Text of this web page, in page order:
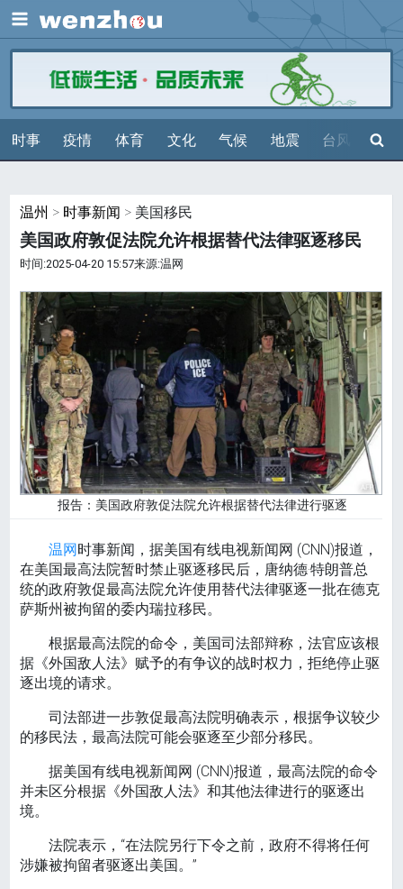
展开
时事 疫情 体育 文化 气候 地震 台风 天气
搜索
温州 > 时事新闻 > 美国移民
美国政府敦促法院允许根据替代法律驱逐移民
时间:2025-04-20 15:57来源:温网
报告：美国政府敦促法院允许根据替代法律进行驱逐
温网时事新闻，据美国有线电视新闻网 (CNN)报道，
在美国最高法院暂时禁止驱逐移民后，唐纳德·特朗普总
统的政府敦促最高法院允许使用替代法律驱逐一批在德克
萨斯州被拘留的委内瑞拉移民。
根据最高法院的命令，美国司法部辩称，法官应该根
据《外国敌人法》赋予的有争议的战时权力，拒绝停止驱
逐出境的请求。
司法部进一步敦促最高法院明确表示，根据争议较少
的移民法，最高法院可能会驱逐至少部分移民。
据美国有线电视新闻网 (CNN)报道，最高法院的命令
并未区分根据《外国敌人法》和其他法律进行的驱逐出
境。
法院表示，“在法院另行下令之前，政府不得将任何
涉嫌被拘留者驱逐出美国。”